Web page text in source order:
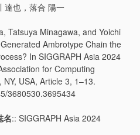
達也，落合 陽一
Tatsuya Minagawa, and Yoichi
Ambrotype Chain the
In SIGGRAPH Asia 2024
for Computing
USA, Article 3, 1–13.
3680530.3695434
名:: SIGGRAPH Asia 2024